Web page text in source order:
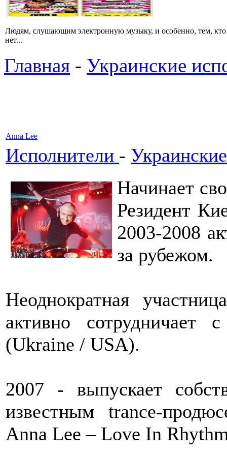
Людям, слушающим электронную музыку, и особенно, тем,
нет...
Главная - Украинские
Anna Lee
Исполнители -
Начинает
Резидент
2003-2008
за рубежом.
Неоднократная
активно cотрудничает
(Ukraine / USA).
2007 - выпускает
известным trance-
Anna Lee – Love In